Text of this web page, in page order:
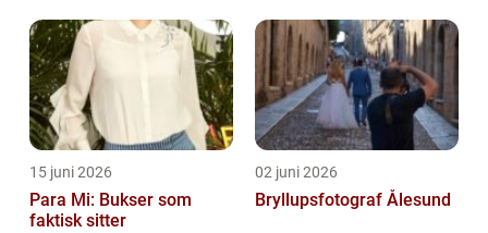
15 juni 2026
Para Mi: Bukser som
faktisk sitter
02 juni 2026
Bryllupsfotograf Ålesund